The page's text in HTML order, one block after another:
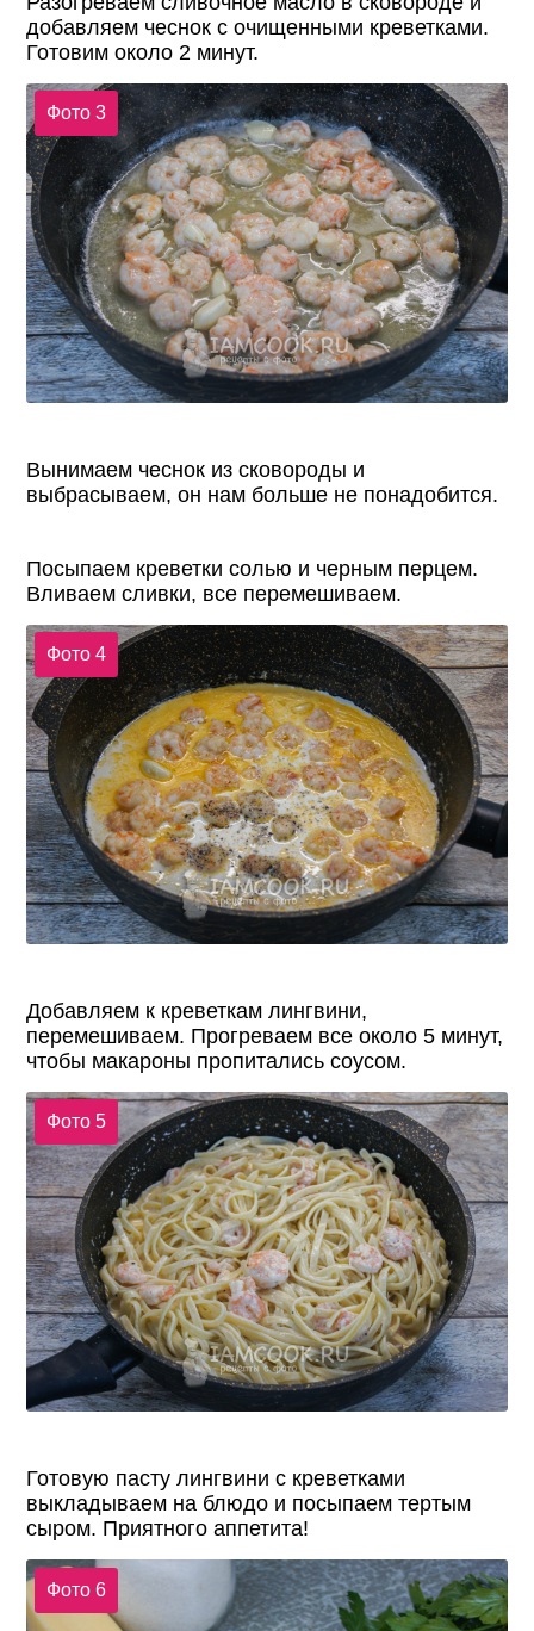
добавляем чеснок с очищенными креветками.
Готовим около 2 минут.
Фото 3
Вынимаем чеснок из сковороды и
выбрасываем, он нам больше не понадобится.
Посыпаем креветки солью и черным перцем.
Вливаем сливки, все перемешиваем.
Фото 4
Добавляем к креветкам лингвини,
перемешиваем. Прогреваем все около 5 минут,
чтобы макароны пропитались соусом.
Фото 5
Готовую пасту лингвини с креветками
выкладываем на блюдо и посыпаем тертым
сыром. Приятного аппетита!
Фото 6